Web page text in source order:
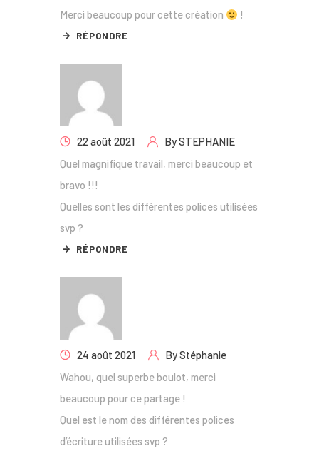
Merci beaucoup pour cette création
!
RÉPONDRE
22 août 2021 BySTEPHANIE
Quel magnifique travail, merci beaucoup et
bravo !!!
Quelles sont les différentes polices utilisées
svp ?
RÉPONDRE
24 août 2021 ByStéphanie
Wahou, quel superbe boulot, merci
beaucoup pour ce partage !
Quel est le nom des différentes polices
d’écriture utilisées svp ?